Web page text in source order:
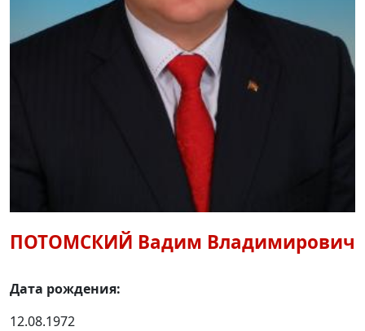
ПОТОМСКИЙ Вадим Владимирович
Дата рождения:
12.08.1972